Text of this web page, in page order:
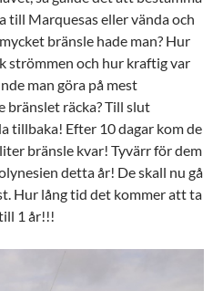
till Marquesas eller vända och
bränsle hade man? Hur
strömmen och hur kraftig var
man göra på mest
bränslet räcka? Till slut
tillbaka! Efter 10 dagar kom de
bränsle kvar! Tyvärr för dem
detta år! De skall nu gå
Hur lång tid det kommer att ta
1 år!!!